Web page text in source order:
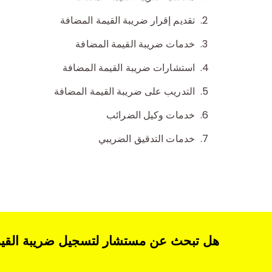
تقديم إقرار ضريبة القيمة المضافة
خدمات ضريبة القيمة المضافة
استشارات ضريبة القيمة المضافة
التدريب على ضريبة القيمة المضافة
خدمات وكيل الضرائب
خدمات التدقيق الضريبي
هل تبحث عن مستشار لتسجيل ضريبة